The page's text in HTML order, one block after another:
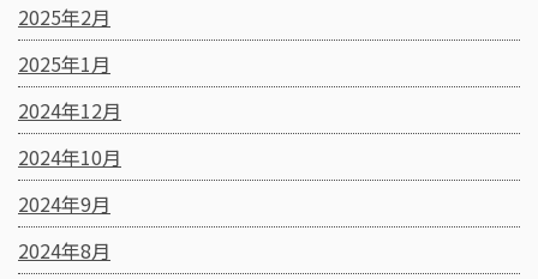
2025年2月
2025年1月
2024年12月
2024年10月
2024年9月
2024年8月